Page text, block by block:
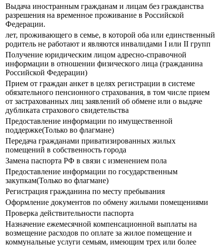
Выдача иностранным гражданам и лицам без гражданства
разрешения на временное проживание в Российской
Федерации.
лет, проживающего в семье, в которой оба или единственный
родитель не работают и являются инвалидами I или II групп
Получение юридическим лицом адресно-справочной
информации в отношении физического лица (гражданина
Российской Федерации)
Прием от граждан анкет в целях регистрации в системе
обязательного пенсионного страхования, в том числе прием
от застрахованных лиц заявлений об обмене или о выдаче
дубликата страхового свидетельства
Предоставление информации по имущественной
поддержке(Только во флагмане)
Передача гражданами приватизированных жилых
помещений в собственность города
Замена паспорта РФ в связи с изменением пола
Предоставление информации по государственным
закупкам(Только во флагмане)
Регистрация гражданина по месту пребывания
Оформление документов по обмену жилыми помещениями
Проверка действительности паспорта
Назначение ежемесячной компенсационной выплаты на
возмещение расходов по оплате за жилое помещение и
коммунальные услуги семьям, имеющим трех или более